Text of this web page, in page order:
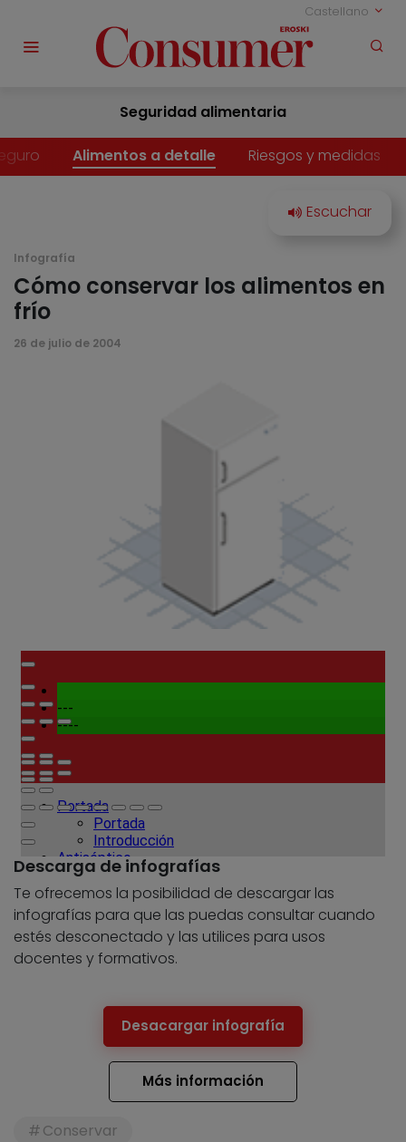
Castellano
Seguridad alimentaria
Alimentos a detalle Riesgos y medidas
Infografía
Cómo conservar los alimentos en
frío
26 de julio de 2004
Descarga de infografías
Te ofrecemos la posibilidad de descargar las
infografías para que las puedas consultar cuando
estés desconectado y las utilices para usos
docentes y formativos.
Desacargar infografía
Más información
Conservar